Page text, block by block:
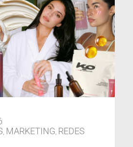
, MARKETING, REDES